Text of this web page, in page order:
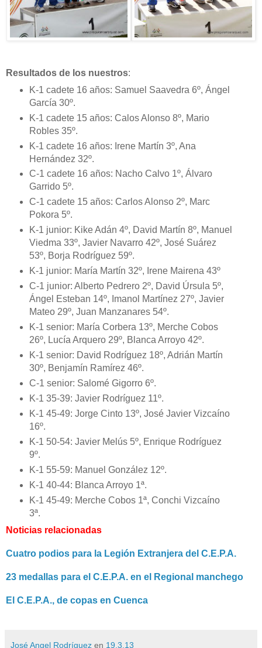
Resultados de los nuestros:
K-1 cadete 16 años: Samuel Saavedra 6º, Ángel
García 30º.
K-1 cadete 15 años: Calos Alonso 8º, Mario
Robles 35º.
K-1 cadete 16 años: Irene Martín 3º, Ana
Hernández 32º.
C-1 cadete 16 años: Nacho Calvo 1º, Álvaro
Garrido 5º.
C-1 cadete 15 años: Carlos Alonso 2º, Marc
Pokora 5º.
K-1 junior: Kike Adán 4º, David Martín 8º, Manuel
Viedma 33º, Javier Navarro 42º, José Suárez
53º, Borja Rodríguez 59º.
K-1 junior: María Martín 32º, Irene Mairena 43º
C-1 junior: Alberto Pedrero 2º, David Úrsula 5º,
Ángel Esteban 14º, Imanol Martínez 27º, Javier
Mateo 29º, Juan Manzanares 54º.
K-1 senior: María Corbera 13º, Merche Cobos
26º, Lucía Arquero 29º, Blanca Arroyo 42º.
K-1 senior: David Rodríguez 18º, Adrián Martín
30º, Benjamín Ramírez 46º.
C-1 senior: Salomé Gigorro 6º.
K-1 35-39: Javier Rodríguez 11º.
K-1 45-49: Jorge Cinto 13º, José Javier Vizcaíno
16º.
K-1 50-54: Javier Melús 5º, Enrique Rodríguez
9º.
K-1 55-59: Manuel González 12º.
K-1 40-44: Blanca Arroyo 1ª.
K-1 45-49: Merche Cobos 1ª, Conchi Vizcaíno
3ª.
Noticias relacionadas
Cuatro podios para la Legión Extranjera del C.E.P.A.
23 medallas para el C.E.P.A. en el Regional manchego
El C.E.P.A., de copas en Cuenca
José Angel Rodríguez en 19.3.13